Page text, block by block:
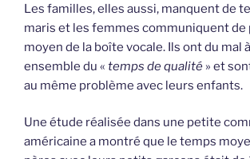
Les familles, elles aussi, manquent de
maris et les femmes communiquent de
moyen de la boîte vocale. Ils ont du mal
ensemble du « temps de qualité » et
au même problème avec leurs enfants.
Une étude réalisée dans une petite
américaine a montré que le temps